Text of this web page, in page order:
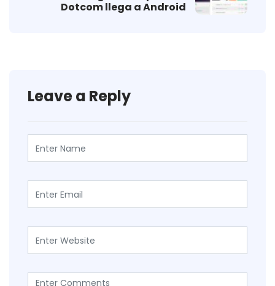
Dotcom llega a Android
Leave a Reply